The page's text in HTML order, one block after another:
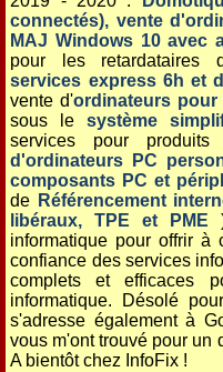
connectés), vente
MAJ Windows 10 avec
pour les retardataires
services express 6h et
vente d'ordinateurs pour
sous lesystème
services pour
d'ordinateurs PC
composants PC et
de Référencement
libéraux, TPE et PME
informatique pour offrir à
confiance des services
complets et efficaces
informatique. Désolé
s'adresse également à
vous m'ont trouvé pour un
A bientôt chez InfoFix !